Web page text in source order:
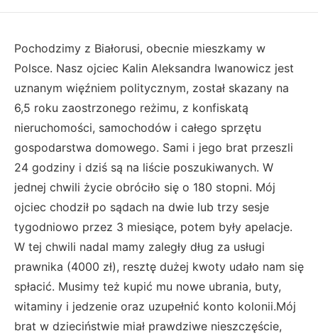
Pochodzimy z Białorusi, obecnie mieszkamy w
Polsce. Nasz ojciec Kalin Aleksandra Iwanowicz jest
uznanym więźniem politycznym, został skazany na
6,5 roku zaostrzonego reżimu, z konfiskatą
nieruchomości, samochodów i całego sprzętu
gospodarstwa domowego. Sami i jego brat przeszli
24 godziny i dziś są na liście poszukiwanych. W
jednej chwili życie obróciło się o 180 stopni. Mój
ojciec chodził po sądach na dwie lub trzy sesje
tygodniowo przez 3 miesiące, potem były apelacje.
W tej chwili nadal mamy zaległy dług za usługi
prawnika (4000 zł), resztę dużej kwoty udało nam się
spłacić. Musimy też kupić mu nowe ubrania, buty,
witaminy i jedzenie oraz uzupełnić konto kolonii.Mój
brat w dzieciństwie miał prawdziwe nieszczęście,